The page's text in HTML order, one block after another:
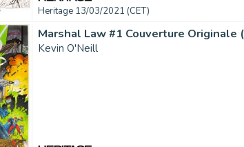
Heritage 13/03/2021 (CET)
Kevin O'Neill